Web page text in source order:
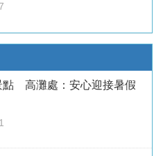
點 高灘處：安心迎接暑假